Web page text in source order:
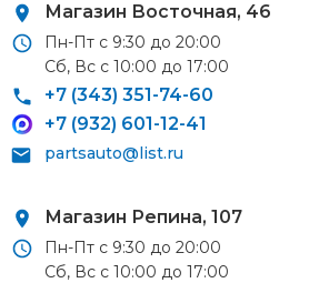
Магазин Восточная, 46
Пн-Пт с 9:30 до 20:00
Сб, Вс с 10:00 до 17:00
+7 (343) 351-74-60
+7 (932) 601-12-41
partsauto@list.ru
Магазин Репина, 107
Пн-Пт с 9:30 до 20:00
Сб, Вс с 10:00 до 17:00
Курьерская доставка
По Екатеринбургу при заказе от
Доставка в удаленные районы
Щит, Кольцово, Большой Исток,
Верхняя Пышма, Арамиль,